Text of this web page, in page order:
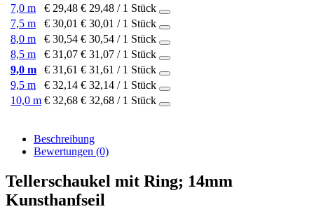
7,0 m
€ 29,48 € 29,48 / 1 Stück
7,5 m
€ 30,01 € 30,01 / 1 Stück
8,0 m
€ 30,54 € 30,54 / 1 Stück
8,5 m
€ 31,07 € 31,07 / 1 Stück
9,0 m
€ 31,61 € 31,61 / 1 Stück
9,5 m
€ 32,14 € 32,14 / 1 Stück
10,0 m € 32,68 € 32,68 / 1 Stück
Beschreibung
Bewertungen (0)
Tellerschaukel mit Ring; 14mm
Kunsthanfseil